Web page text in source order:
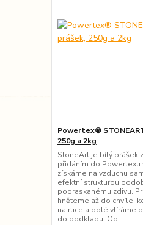
Powertex®
250g a 2kg
StoneArt je bílý prášek
přidáním do Powertexu
získáme na vzduchu
efektní strukturou
popraskanému zdivu.
hněteme až do chvíle,
na ruce a poté vtíráme
do podkladu. Ob...